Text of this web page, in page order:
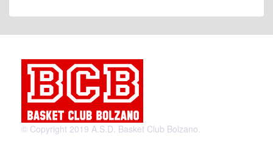
© Copyright 2019 A.S.D. Basket Club Bolzano.